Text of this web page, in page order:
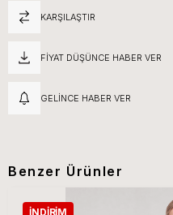
KARŞILAŞTIR
FIYAT DÜŞÜNCE HABER VER
GELINCE HABER VER
Benzer Ürünler
İNDIRIM